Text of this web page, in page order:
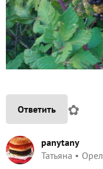
Ответить ✿
panytany
Татьяна
Орел